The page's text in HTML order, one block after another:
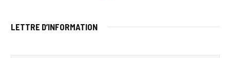
LETTRE D’INFORMATION